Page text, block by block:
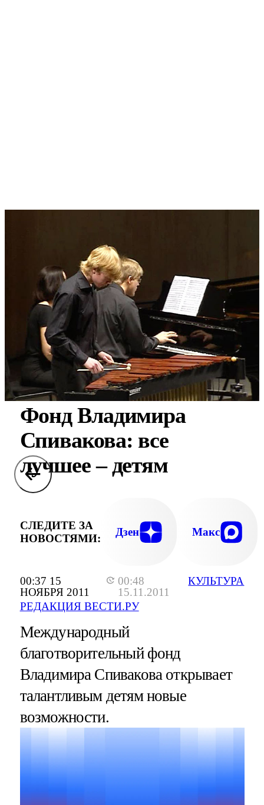
00:37 15
НОЯБРЯ 2011
00:48
15.11.2011
РЕДАКЦИЯ ВЕСТИ.РУ
КУЛЬТУРА
Фонд Владимира
Спивакова: все
лучшее – детям
СЛЕДИТЕ ЗА
НОВОСТЯМИ:
Дзен Макс
Международный
благотворительный фонд
Владимира Спивакова открывает
талантливым детям новые
возможности.